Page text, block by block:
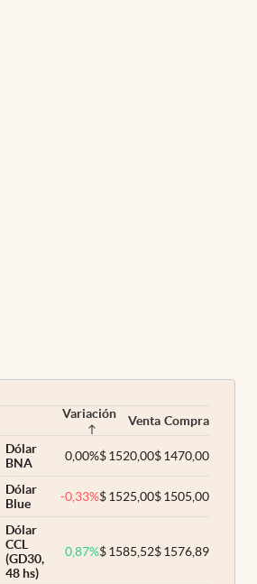
Variación Venta Compra
Dólar
BNA
0,00%$1520,00$1470,00
Dólar
Blue
-0,33%$1525,00$1505,00
Dólar
CCL
(GD30,
48 hs)
0,87%$1585,52$1576,89